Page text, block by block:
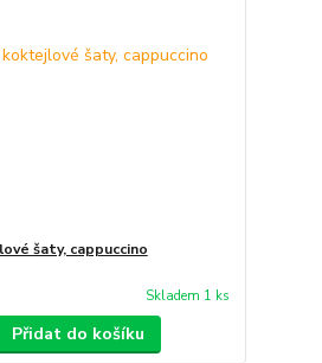
šaty, cappuccino
Skladem 1 ks
Přidat do košíku